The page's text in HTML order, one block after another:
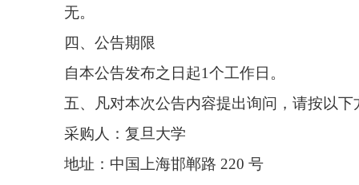
无。
四、公告期限
自本公告发布之日起1个工作日。
五、凡对本次公告内容提出询问，请按以下
采购人：复旦大学
地址：中国上海邯郸路 220 号